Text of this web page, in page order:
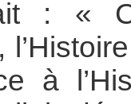
: «
à